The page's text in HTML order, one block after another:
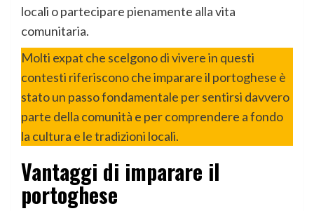
locali o partecipare pienamente alla vita
comunitaria.
Molti expat che scelgono di vivere in questi
contesti riferiscono che imparare il portoghese è
stato un passo fondamentale per sentirsi davvero
parte della comunità e per comprendere a fondo
la cultura e le tradizioni locali.
Vantaggi di imparare il
portoghese